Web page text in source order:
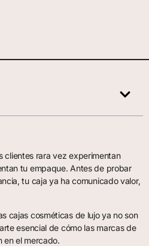
clientes rara vez experimentan
tu empaque. Antes de probar
tu caja ya ha comunicado valor,
cajas cosméticas de lujo ya no son
esencial de cómo las marcas de
en el mercado.